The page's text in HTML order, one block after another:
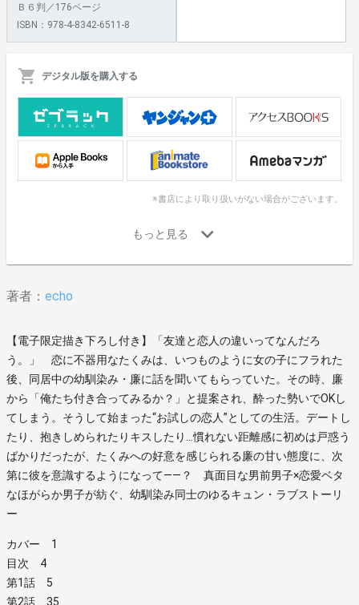
Ｂ６判／176ページ
ISBN：978-4-8342-6511-8
デジタル版を購入する
※書店により取り扱いがない場合がございます。
著者： echo
【電子限定描き下ろし付き】「友達と恋人の違いってなんだろ
う。」 恋に不器用なたくみは、いつものように女の子にフラれた
後、同居中の幼馴染み・廉に話を聞いてもらっていた。その時、廉
から「俺たち付き合ってみるか？」と提案され、酔った勢いでOKし
てしまう。そうして始まった“お試しの恋人”としての生活。デートし
たり、抱きしめられたりキスしたり…慣れない距離感に初めは戸惑う
ばかりだったが、たくみへの好意を感じられる廉の甘い態度に、次
第に彼を意識するようになって――？ 真面目な男前男子×恋愛ベタ
なほがらか男子が紡ぐ、幼馴染み同士のゆるキュン・ラブストーリ
ー
カバー 1
目次 4
第1話 5
第2話 35